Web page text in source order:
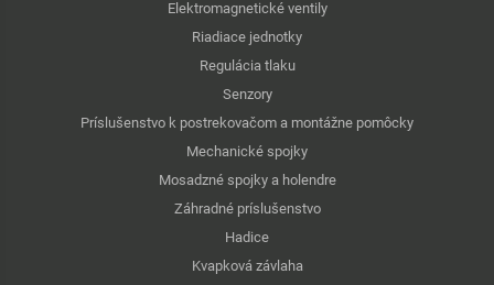
Elektromagnetické ventily
Riadiace jednotky
Regulácia tlaku
Senzory
Príslušenstvo k postrekovačom a montážne pomôcky
Mechanické spojky
Mosadzné spojky a holendre
Záhradné príslušenstvo
Hadice
Kvapková závlaha